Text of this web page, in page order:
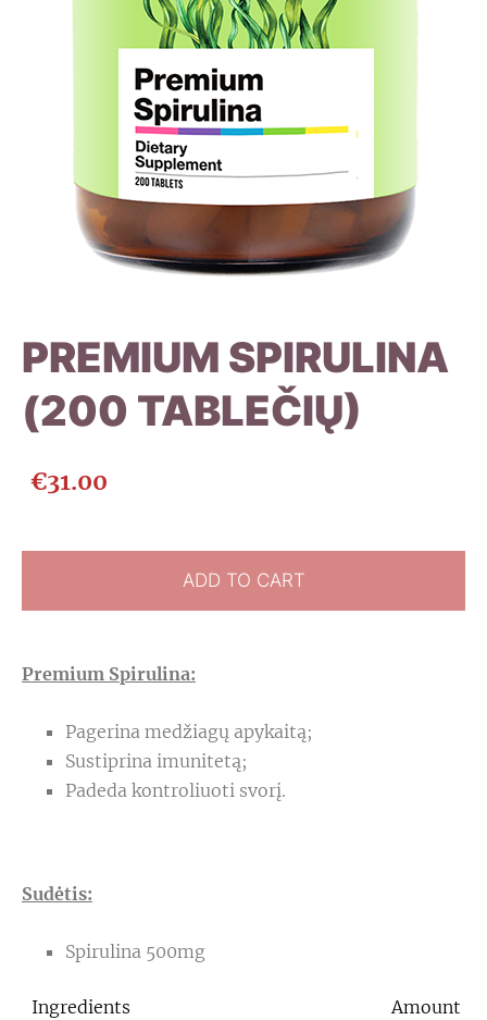
PREMIUM SPIRULINA
(200 TABLEČIŲ)
€31.00
ADD TO CART
Premium Spirulina:
Pagerina medžiagų apykaitą;
Sustiprina imunitetą;
Padeda kontroliuoti svorį.
Sudėtis:
Spirulina 500mg
Ingredients
Amount